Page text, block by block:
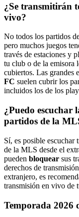
¿Se transmitirán
vivo?
No todos los partidos
pero muchos juegos
través de estaciones y
tu club o de la emisora
cubiertos. Las grandes
FC suelen cubrir los
incluidos los de los
¿Puedo escuchar
partidos de la
Sí, es posible escuchar
de la MLS desde el
pueden bloquear sus
derechos de
extranjero, es
transmisión en vivo de
Temporada 2026